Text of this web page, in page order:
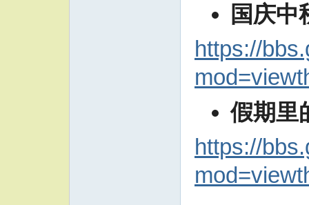
国庆中
https://
假期里
https://